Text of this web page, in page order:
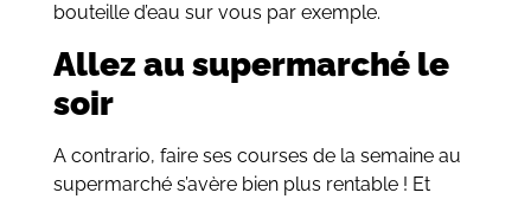
bouteille d’eau sur vous par exemple.
Allez au supermarché le
soir
A contrario, faire ses courses de la semaine au
supermarché s’avère bien plus rentable ! Et